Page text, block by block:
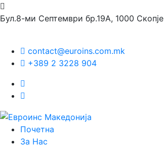
Бул.8-ми Септември бр.19А, 1000 Скопје
contact@euroins.com.mk
+389 2 3228 904
Почетна
За Нас